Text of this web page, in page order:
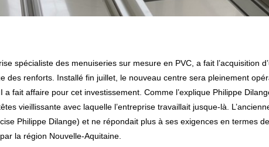
spécialiste des menuiseries sur mesure en PVC, a fait l’acquisition
des renforts. Installé fin juillet, le nouveau centre sera pleinement
fait affaire pour cet investissement. Comme l’explique Philippe
vieillissante avec laquelle l’entreprise travaillait jusque-là.
Philippe Dilange) et ne répondait plus à ses exigences en termes
la région Nouvelle-Aquitaine.